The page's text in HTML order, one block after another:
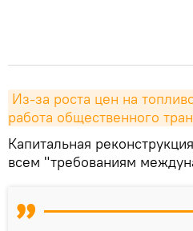
Из-за роста цен на
работа общественного
Капитальная
всем "требованиям